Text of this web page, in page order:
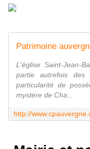
L'église Saint-Jean-
partie autrefois
particularité de
mystère de Cha...